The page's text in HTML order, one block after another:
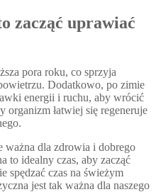
zacząć uprawiać
pora roku, co sprzyja
Dodatkowo, po zimie
energii i ruchu, aby wrócić
organizm łatwiej się regeneruje
dla zdrowia i dobrego
to idealny czas, aby zacząć
spędzać czas na świeżym
jest tak ważna dla naszego